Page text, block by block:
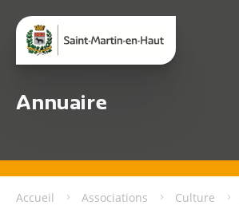
Annuaire
Accueil Associations Culture